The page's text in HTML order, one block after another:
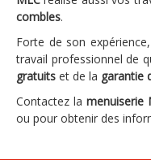
combles.
Forte de son
travail professionnel de
gratuits et de la garantie
Contactez lamenuiserie
ou pour obtenir des